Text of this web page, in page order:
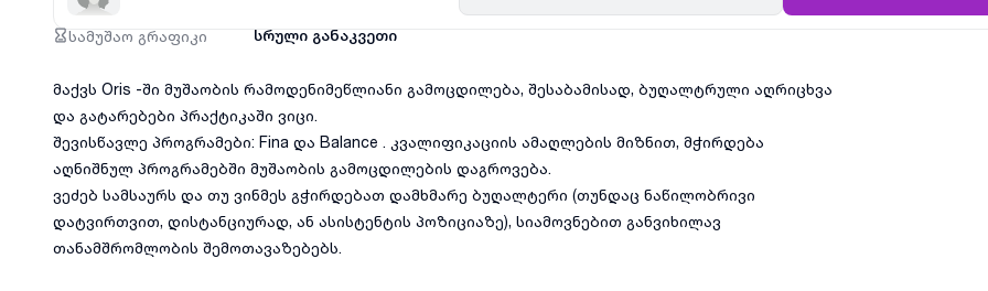
სამუშაო გრაფიკი სრული განაკვეთი
მაქვს Oris -ში მუშაობის რამოდენიმეწლიანი გამოცდილება, შესაბამისად, ბუღალტრული აღრიცხვა
და გატარებები პრაქტიკაში ვიცი.
შევისწავლე პროგრამები: Fina და Balance . კვალიფიკაციის ამაღლების მიზნით, მჭირდება
აღნიშნულ პროგრამებში მუშაობის გამოცდილების დაგროვება.
ვეძებ სამსაურს და თუ ვინმეს გჭირდებათ დამხმარე ბუღალტერი (თუნდაც ნაწილობრივი
დატვირთვით, დისტანციურად, ან ასისტენტის პოზიციაზე), სიამოვნებით განვიხილავ
თანამშრომლობის შემოთავაზებებს.